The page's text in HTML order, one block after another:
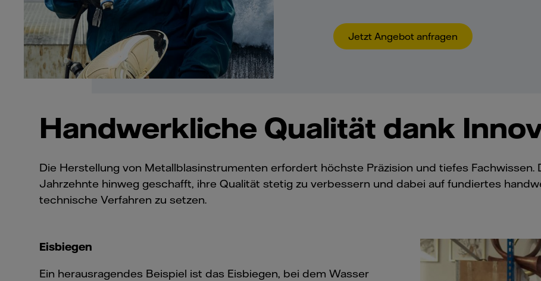
Jetzt Angebot anfragen
Handwerkliche Qualität dank
Die Herstellung von Metallblasinstrumenten erfordert höchste Präzision und tiefes Fachwissen.
Jahrzehnte hinweg geschafft, ihre Qualität stetig zu verbessern und dabei auf fundiertes
technische Verfahren zu setzen.
Eisbiegen
Ein herausragendes Beispiel ist das Eisbiegen, bei dem Wasser